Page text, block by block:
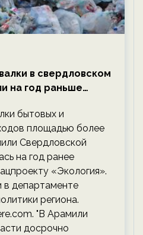
в свердловском
на год раньше
бытовых и
площадью более
Свердловской
на год ранее
«Экология».
департаменте
региона.
"В Арамили
досрочно